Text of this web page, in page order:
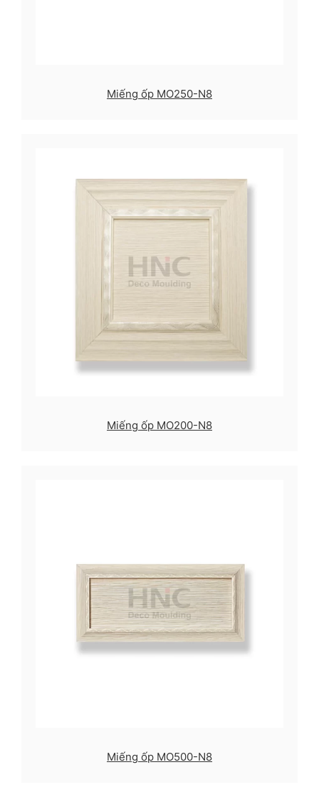
Miếng ốp MO250-N8
Miếng ốp MO200-N8
Miếng ốp MO500-N8